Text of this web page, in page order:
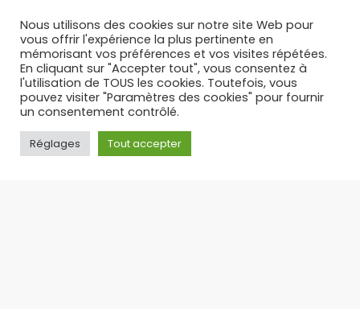
Nous utilisons des cookies sur notre site Web pour
vous offrir l'expérience la plus pertinente en
mémorisant vos préférences et vos visites répétées.
En cliquant sur "Accepter tout", vous consentez à
l'utilisation de TOUS les cookies. Toutefois, vous
pouvez visiter "Paramètres des cookies" pour fournir
un consentement contrôlé.
Réglages Tout accepter